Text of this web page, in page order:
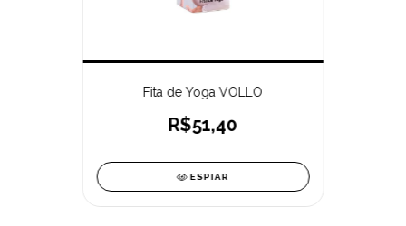
Fita de Yoga VOLLO
R$51,40
ESPIAR